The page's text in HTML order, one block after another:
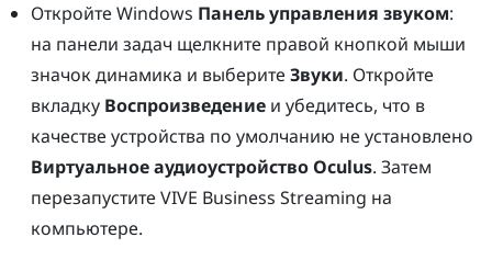
Откройте Windows Панель управления звуком:
на панели задач щелкните правой кнопкой мыши
значок динамика и выберите Звуки. Откройте
вкладку Воспроизведениеи убедитесь, что в
качестве устройства по умолчанию не установлено
Виртуальное аудиоустройство Oculus. Затем
перезапустите VIVE Business Streaming на
компьютере.